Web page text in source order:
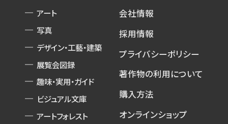
アート
写真
デザイン・工藝・建築
展覧会図録
趣味・実用・ガイド
ビジュアル文庫
アートフォレスト
会社情報
採用情報
プライバシーポリシー
著作物の利用について
購入方法
オンラインショップ